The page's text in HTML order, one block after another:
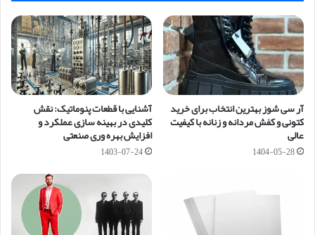
آر سی شوز بهترین انتخاب برای خرید
کتونی و کفش مردانه و زنانه با کیفیت
عالی
1404-05-28
آشنایی با قطعات پنوماتیک: نقش
کلیدی در بهینه سازی عملکرد و
افزایش بهره وری صنعتی
1403-07-24